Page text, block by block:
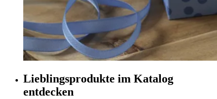
Lieblingsprodukte im Katalog
entdecken